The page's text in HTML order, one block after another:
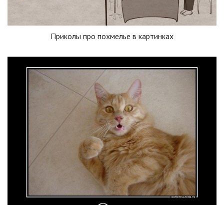
Приколы про похмелье в картинках